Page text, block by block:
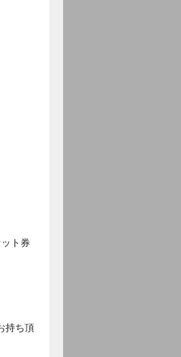
ト券
持ち頂